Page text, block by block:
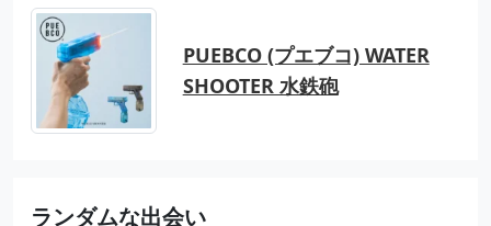
PUEBCO (プエブコ) WATER
SHOOTER 水鉄砲
ランダムな出会い